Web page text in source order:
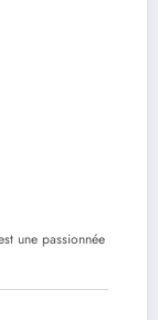
une passionnée